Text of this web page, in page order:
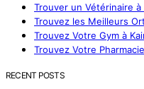
Trouver un Vétérinaire à
Trouvez les Meilleurs
Trouvez Votre Gym à
Trouvez Votre
RECENT POSTS